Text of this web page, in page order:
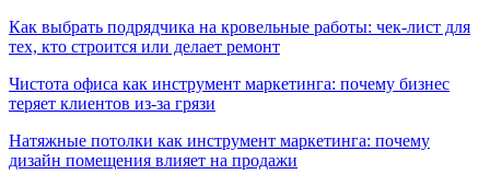
Как выбрать подрядчика на кровельные работы: чек-лист для
тех, кто строится или делает ремонт
Чистота офиса как инструмент маркетинга: почему бизнес
теряет клиентов из-за грязи
Натяжные потолки как инструмент маркетинга: почему
дизайн помещения влияет на продажи